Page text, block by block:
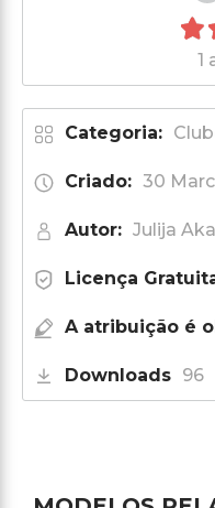
1
Categoria:
Criado: 30
Autor: Julija
Licença
A atribuição é
Downloads 96